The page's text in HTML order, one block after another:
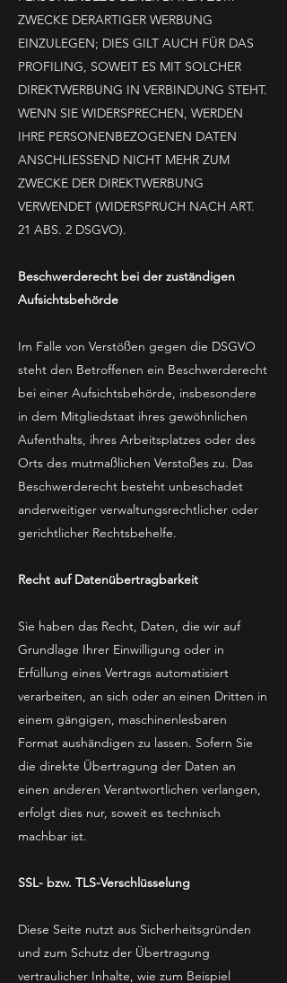
ZWECKE DERARTIGER WERBUNG
EINZULEGEN; DIES GILT AUCH FÜR DAS
PROFILING, SOWEIT ES MIT SOLCHER
DIREKTWERBUNG IN VERBINDUNG STEHT.
WENN SIE WIDERSPRECHEN, WERDEN
IHRE PERSONENBEZOGENEN DATEN
ANSCHLIESSEND NICHT MEHR ZUM
ZWECKE DER DIREKTWERBUNG
VERWENDET (WIDERSPRUCH NACH ART.
21 ABS. 2 DSGVO).
Beschwerderecht bei der zuständigen
Aufsichtsbehörde
Im Falle von Verstößen gegen die DSGVO
steht den Betroffenen ein Beschwerderecht
bei einer Aufsichtsbehörde, insbesondere
in dem Mitgliedstaat ihres gewöhnlichen
Aufenthalts, ihres Arbeitsplatzes oder des
Orts des mutmaßlichen Verstoßes zu. Das
Beschwerderecht besteht unbeschadet
anderweitiger verwaltungsrechtlicher oder
gerichtlicher Rechtsbehelfe.
Recht auf Datenübertragbarkeit
Sie haben das Recht, Daten, die wir auf
Grundlage Ihrer Einwilligung oder in
Erfüllung eines Vertrags automatisiert
verarbeiten, an sich oder an einen Dritten in
einem gängigen, maschinenlesbaren
Format aushändigen zu lassen. Sofern Sie
die direkte Übertragung der Daten an
einen anderen Verantwortlichen verlangen,
erfolgt dies nur, soweit es technisch
machbar ist.
SSL- bzw. TLS-Verschlüsselung
Diese Seite nutzt aus Sicherheitsgründen
und zum Schutz der Übertragung
vertraulicher Inhalte, wie zum Beispiel